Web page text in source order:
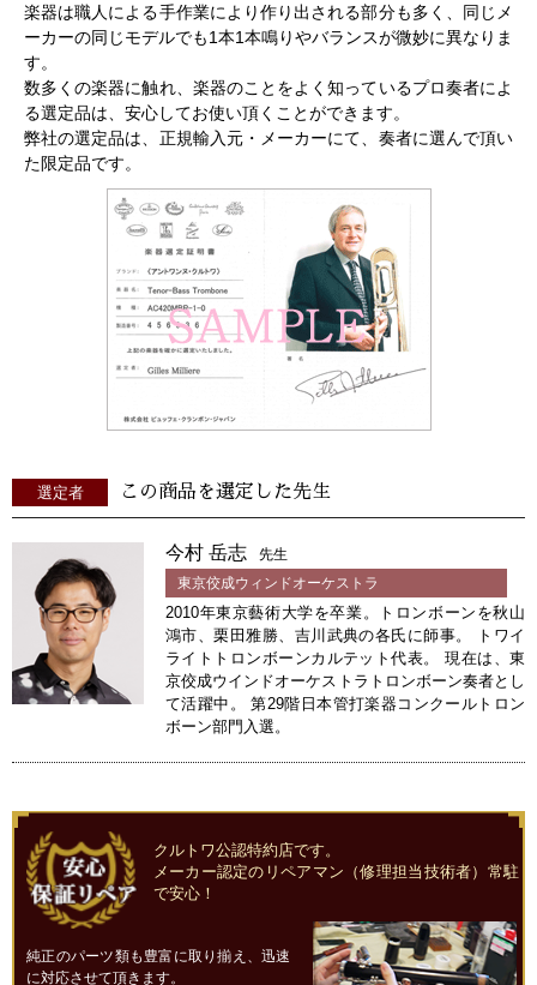
楽器は職人による手作業により作り出される部分も多く、同じメ
ーカーの同じモデルでも1本1本鳴りやバランスが微妙に異なりま
す。
数多くの楽器に触れ、楽器のことをよく知っているプロ奏者によ
る選定品は、安心してお使い頂くことができます。
弊社の選定品は、正規輸入元・メーカーにて、奏者に選んで頂い
た限定品です。
選定者 この商品を選定した先生
今村 岳志
先生
東京佼成ウィンドオーケストラ
2010年東京藝術大学を卒業。トロンボーンを秋山
鴻市、栗田雅勝、吉川武典の各氏に師事。 トワイ
ライトトロンボーンカルテット代表。 現在は、東
京佼成ウインドオーケストラトロンボーン奏者とし
て活躍中。 第29階日本管打楽器コンクールトロン
ボーン部門入選。
クルトワ公認特約店です。
メーカー認定のリペアマン（修理担当技術者）常駐
で安心！
純正のパーツ類も豊富に取り揃え、迅速
に対応させて頂きます。